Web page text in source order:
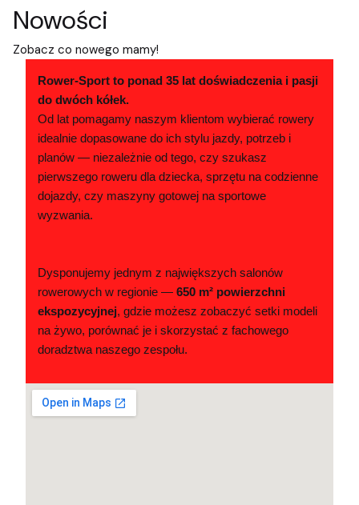
Nowości
Zobacz co nowego mamy!
Rower-Sport to ponad 35 lat doświadczenia i pasji
do dwóch kółek.
Od lat pomagamy naszym klientom wybierać rowery
idealnie dopasowane do ich stylu jazdy, potrzeb i
planów — niezależnie od tego, czy szukasz
pierwszego roweru dla dziecka, sprzętu na codzienne
dojazdy, czy maszyny gotowej na sportowe
wyzwania.
Dysponujemy jednym z największych salonów
rowerowych w regionie — 650 m² powierzchni
ekspozycyjnej, gdzie możesz zobaczyć setki modeli
na żywo, porównać je i skorzystać z fachowego
doradztwa naszego zespołu.